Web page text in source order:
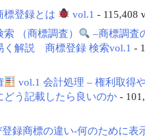
標登録とは
vol.1 - 115,408
（商標調査）
–商標調査
く解説 商標登録 検索vol.1 -
vol.1 会計処理 – 権利取得
どう記載したら良いのか-
録商標の違い-何のために表